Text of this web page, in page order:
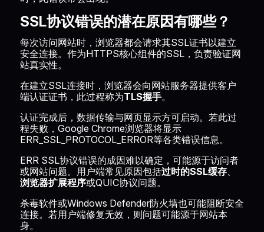
SSL协议错误的潜在原因有哪些？
每次访问网站时，浏览器都会请求其SSL证书以建立
安全连接。作为HTTPS核心组件的SSL，负责验证网
站真实性。
在建立SSL连接时，浏览器会向网站服务器提供客户
端认证证书，此过程称为TLS握手。
认证完成后，数据传输与网页显示方可启动。若此过
程失败，Google Chrome浏览器将显示
ERR_SSL_PROTOCOL_ERROR等各类错误信息。
ERR SSL协议错误的成因难以确定，可能源于访问者
或网站问题。用户端常见原因包括过时的SSL缓存
浏览器扩展程序或QUIC协议问题。
杀毒软件或Windows Defender防火墙也可能阻断安全
连接。若用户端修复无效，则问题可能源于网站本
身。